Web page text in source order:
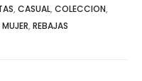
, CASUAL, COLECCION,
MUJER, REBAJAS